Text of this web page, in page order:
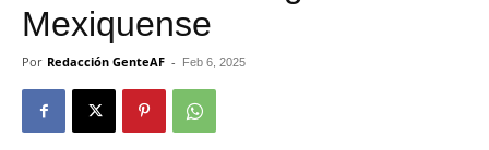
Mexiquense
Por Redacción GenteAF - Feb 6, 2025